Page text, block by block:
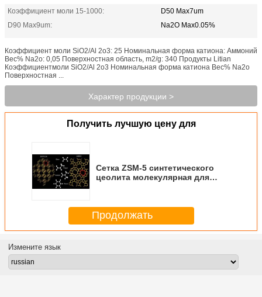
Коэффициент моли 15-1000:
D50 Max7um
D90 Max9um:
Na2O Max0.05%
Коэффициент моли SiO2/Al 2o3: 25 Номинальная форма катиона: Аммоний
Вес% Na2o: 0,05 Поверхностная область, m2/g: 340 Продукты Litian
Коэффициентмоли SiO2/Al 2o3 Номинальная форма катиона Вес% Na2o
Поверхностная ...
Характер продукции >
Получить лучшую цену для
Сетка ZSM-5 синтетического
цеолита молекулярная для
Продолжать
Измените язык